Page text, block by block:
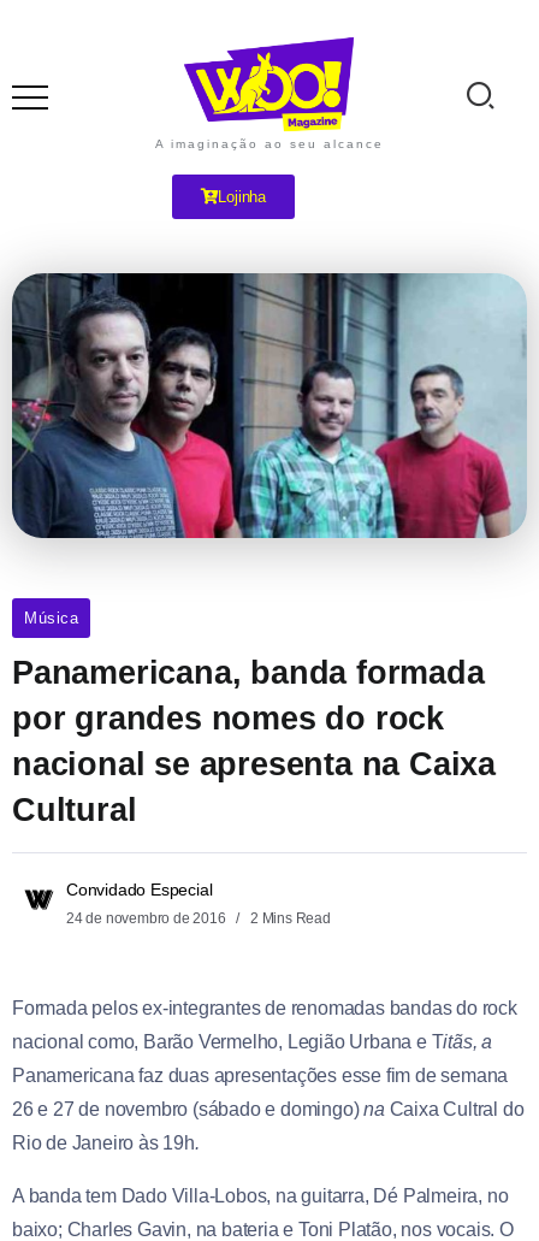
A imaginação ao seu alcance
Lojinha
Música
Panamericana, banda formada
por grandes nomes do rock
nacional se apresenta na Caixa
Cultural
Convidado Especial
24 de novembro de 2016 2 Mins Read
Formada pelos ex-integrantes de renomadas bandas do rock
nacional como, Barão Vermelho, Legião Urbana e Titãs, a
Panamericana faz duas apresentações esse fim de semana
26 e 27 de novembro (sábado e domingo)na Caixa Cultral do
Rio de Janeiro às 19h.
A banda tem Dado Villa-Lobos, na guitarra, Dé Palmeira, no
baixo; Charles Gavin, na bateria e Toni Platão, nos vocais. O